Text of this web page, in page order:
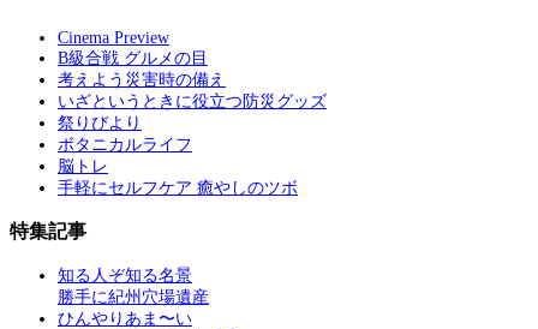
Cinema Preview
B級合戦 グルメの目
考えよう災害時の備え
いざというときに役立つ防災グッズ
祭りびより
ボタニカルライフ
脳トレ
手軽にセルフケア 癒やしのツボ
特集記事
知る人ぞ知る名景
勝手に紀州穴場遺産
ひんやりあま〜い